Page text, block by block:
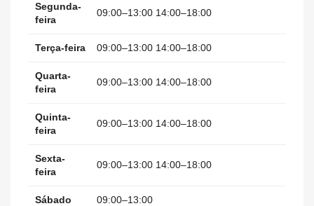
Segunda-
feira
09:00–13:00 14:00–18:00
Terça-feira 09:00–13:00 14:00–18:00
Quarta-
feira
09:00–13:00 14:00–18:00
Quinta-
feira
09:00–13:00 14:00–18:00
Sexta-
feira
09:00–13:00 14:00–18:00
Sábado 09:00–13:00